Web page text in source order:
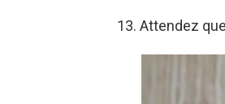
13. Attendez